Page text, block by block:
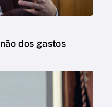
dos gastos